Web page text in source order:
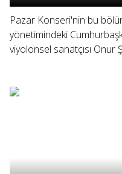
Pazar Konseri'nin bu
yönetimindeki
viyolonsel sanatçısı Onur